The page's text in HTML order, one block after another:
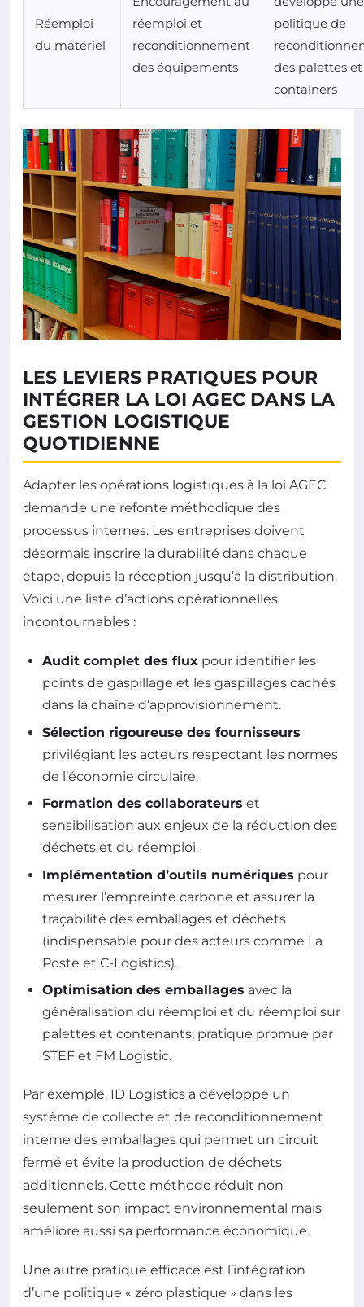
Réemploi
du matériel
réemploi et
reconditionnement
des équipements
politique de
des palettes et
containers
LES LEVIERS PRATIQUES POUR
INTÉGRER LA LOI AGEC DANS LA
GESTION LOGISTIQUE
QUOTIDIENNE
Adapter les opérations logistiques à la loi AGEC
demande une refonte méthodique des
processus internes. Les entreprises doivent
désormais inscrire la durabilité dans chaque
étape, depuis la réception jusqu’à la distribution.
Voici une liste d’actions opérationnelles
incontournables :
Audit complet des flux pour identifier les
points de gaspillage et les gaspillages cachés
dans la chaîne d’approvisionnement.
Sélection rigoureuse des fournisseurs
privilégiant les acteurs respectant les normes
de l’économie circulaire.
Formation des collaborateurs et
sensibilisation aux enjeux de la réduction des
déchets et du réemploi.
Implémentation d’outils numériques pour
mesurer l’empreinte carbone et assurer la
traçabilité des emballages et déchets
(indispensable pour des acteurs comme La
Poste et C-Logistics).
Optimisation des emballages avec la
généralisation du réemploi et du réemploi sur
palettes et contenants, pratique promue par
STEF et FM Logistic.
Par exemple, ID Logistics a développé un
système de collecte et de reconditionnement
interne des emballages qui permet un circuit
fermé et évite la production de déchets
additionnels. Cette méthode réduit non
seulement son impact environnemental mais
améliore aussi sa performance économique.
Une autre pratique efficace est l’intégration
d’une politique « zéro plastique » dans les